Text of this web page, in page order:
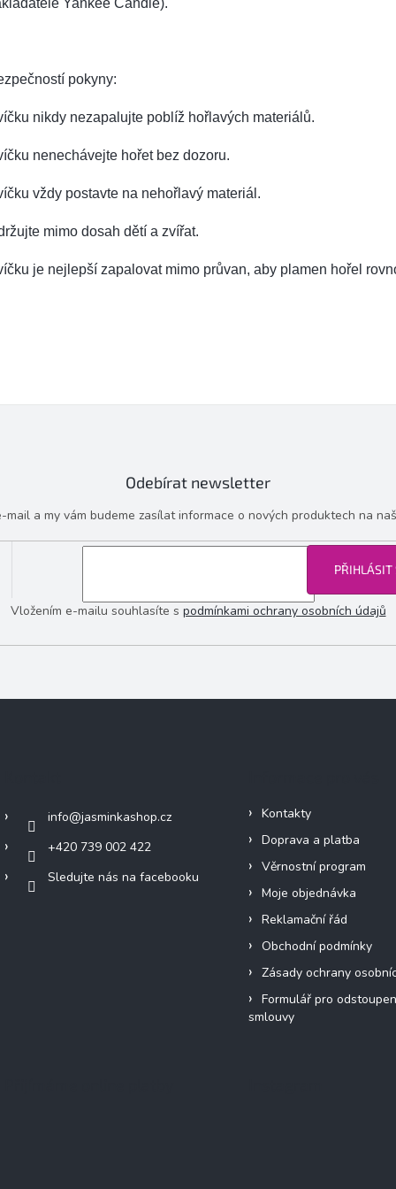
pokyny:
nikdy nezapalujte poblíž hořlavých materiálů.
nenechávejte hořet bez dozoru.
vždy postavte na nehořlavý materiál.
mimo dosah dětí a zvířat.
je nejlepší zapalovat mimo průvan, aby plamen hořel
Odebírat newsletter
mail a my vám budeme zasílat informace o nových produktech na
Vložením e-mailu souhlasíte s podmínkami ochrany osobních údajů
PŘIHLÁSIT
info@jasminkashop.cz
+420 739 002 422
Sledujte nás na facebooku
Kontakty
Doprava a platba
Věrnostní program
Moje objednávka
Reklamační řád
Obchodní podmínky
Zásady ochrany
Formulář pro
smlouvy